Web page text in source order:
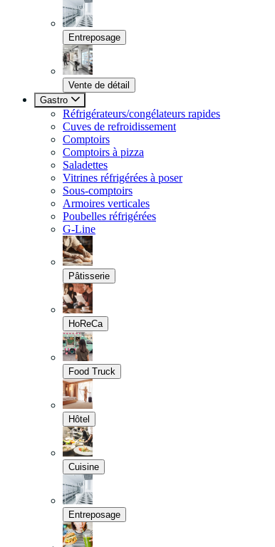
Entreposage
Vente de détail
Gastro
Réfrigérateurs/congélateurs rapides
Cuves de refroidissement
Comptoirs
Comptoirs à pizza
Saladettes
Vitrines réfrigérées à poser
Sous-comptoirs
Armoires verticales
Poubelles réfrigérées
G-Line
Pâtisserie
HoReCa
Food Truck
Hôtel
Cuisine
Entreposage